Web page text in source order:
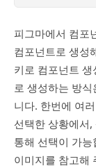
피그마에서 컴포
컴포넌트로 생성
키로 컴포넌트
로 생성하는 방
니다. 한번에 여
선택한 상황에서
통해 선택이 가
이미지를 참고해